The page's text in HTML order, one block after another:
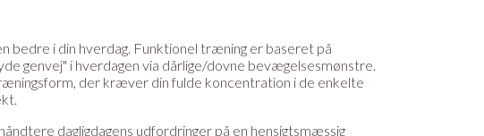
i din hverdag. Funktionel træning er baseret på
genvej" i hverdagen via dårlige/dovne bevægelsesmønstre.
der kræver din fulde koncentration i de enkelte
dagligdagens udfordringer på en hensigtsmæssig